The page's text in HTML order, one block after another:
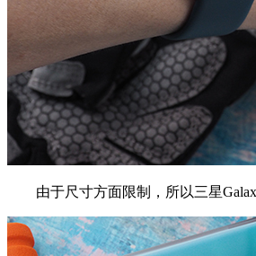
由于尺寸方面限制，所以三星Galaxy